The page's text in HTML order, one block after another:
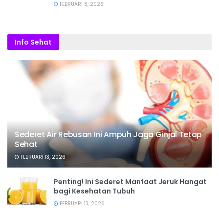
FEBRUARI 8, 2026
Info Sehat
Sederet Air Rebusan Ini Ampuh Jaga Ginjal Tetap
Sehat
FEBRUARI 13, 2026
Penting! Ini Sederet Manfaat Jeruk Hangat
bagi Kesehatan Tubuh
FEBRUARI 13, 2026